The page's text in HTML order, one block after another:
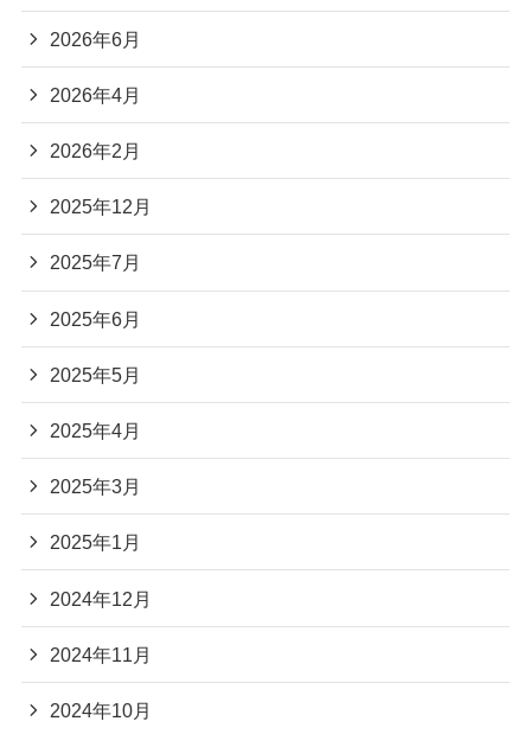
2026年6月
2026年4月
2026年2月
2025年12月
2025年7月
2025年6月
2025年5月
2025年4月
2025年3月
2025年1月
2024年12月
2024年11月
2024年10月